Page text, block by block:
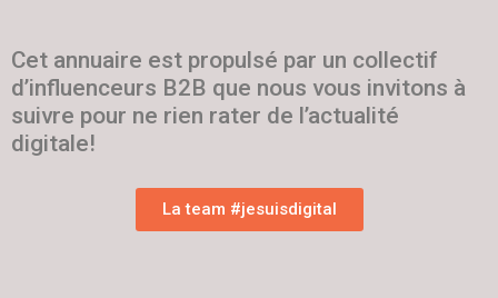
Cet annuaire est propulsé par un collectif
d’influenceurs B2B que nous vous invitons à
suivre pour ne rien rater de l’actualité
digitale!
La team #jesuisdigital